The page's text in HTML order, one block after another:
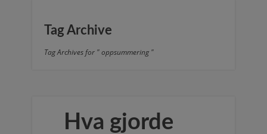
Tag Archive
Tag Archives for " oppsummering "
Hva gjorde